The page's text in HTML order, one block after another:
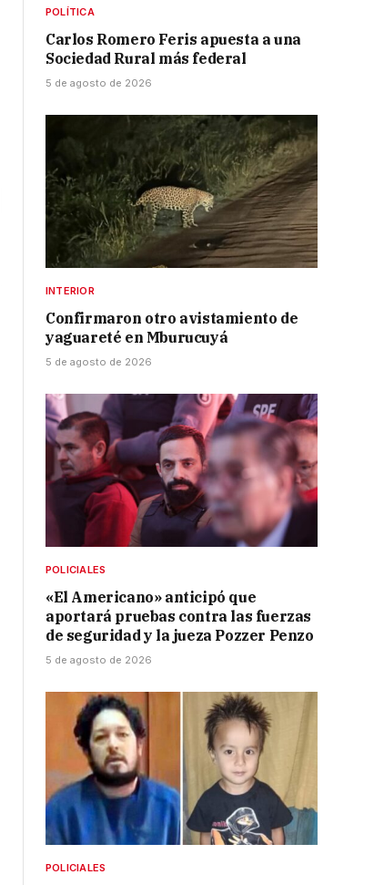
POLÍTICA
Carlos Romero Feris apuesta a una
Sociedad Rural más federal
5 de agosto de 2026
INTERIOR
Confirmaron otro avistamiento de
yaguareté en Mburucuyá
5 de agosto de 2026
POLICIALES
«El Americano» anticipó que
aportará pruebas contra las fuerzas
de seguridad y la jueza Pozzer Penzo
5 de agosto de 2026
POLICIALES